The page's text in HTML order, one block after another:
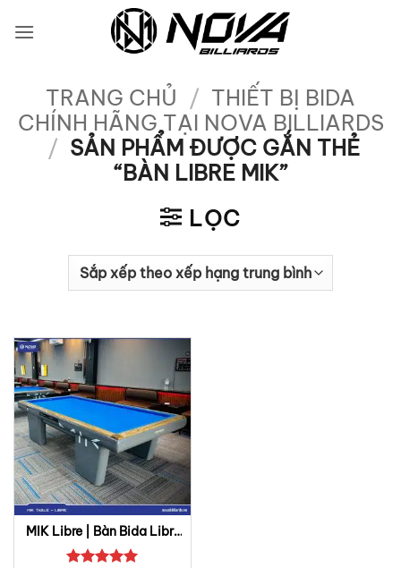
qua
TRANG CHỦ / THIẾT BỊ BIDA
CHÍNH HÃNG TẠI NOVA BILLIARDS
/ SẢN PHẨM ĐƯỢC GẮN THẺ
“BÀN LIBRE MIK”
LỌC
MIK Libre | Bàn Bida Libre
(Phăng)